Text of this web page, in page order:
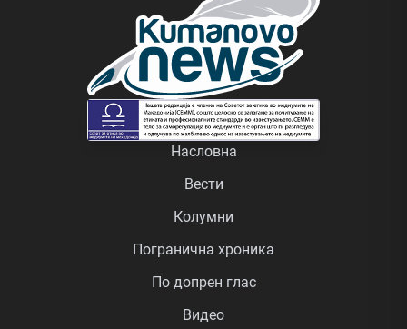
Насловна
Вести
Колумни
Погранична хроника
По допрен глас
Видео